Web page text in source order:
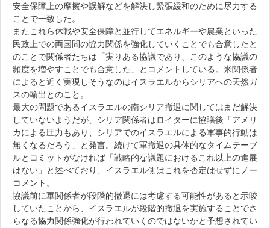
安全保障上の摩擦や誤解などを解決し緊張緩和のために尽力する
ことで一致した。
またこれら休戦や安全保障と並行してエネルギーや農業といった
民政上での両国間の協力関係を強化していくことでも合意したと
のことで関係者たちは「実りある協議であり、このような協議の
頻度を増やすことでも合意した」とコメントしている。米関係者
によると近く実現しそうなのはイスラエルからシリアへの天然ガ
スの輸出とのこと。
最大の問題であるイスラエルの南シリア撤退に関してはまだ解決
していないようだが、シリア関係者はロイターに協議後「アメリ
カによる圧力もあり、シリアでのイスラエルによる軍事的行動は
無くなるだろう」と発言。続けて軍撤退の具体的なタイムテーブ
ルとコミットがなければ「戦略的な議題におけるこれ以上の進展
はない」と述べており、イスラエル側はこれを否定はせずにノー
コメント。
協議前に軍関係者が段階的撤退には考慮する可能性があると示唆
していたことから、イスラエルが段階的撤退を実施することでさ
らなる協力関係強化が行われていくのではないかと予想されてい